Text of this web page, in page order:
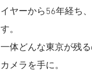
イヤーから56年経ち
す。
一体どんな東京が残
カメラを手に。